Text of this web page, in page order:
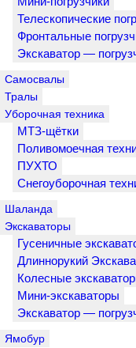
Телескопические
Фронтальные
Экскаватор —
Самосвалы
Тралы
Уборочная техника
МТЗ-щётки
Поливомоечная
ПУХТО
Снегоуборочная
Шаланда
Экскаваторы
Гусеничные
Длиннорукий
Колесные
Мини-экскаваторы
Экскаватор —
Ямобур